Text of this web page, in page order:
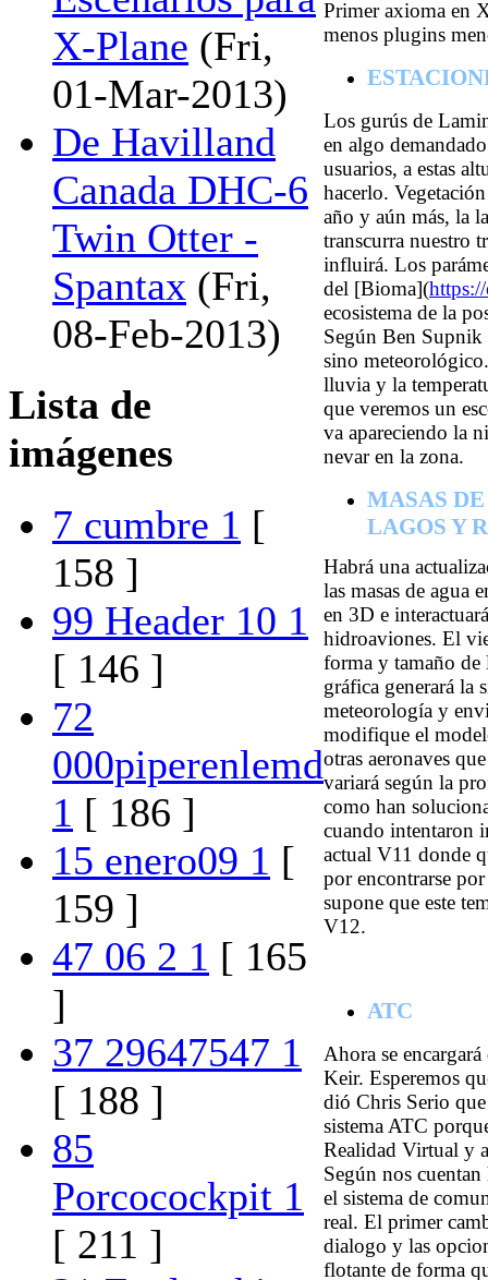
X-Plane (Fri,
01-Mar-2013)
De Havilland
Canada DHC-6
Twin Otter -
Spantax (Fri,
08-Feb-2013)
Lista de
imágenes
7 cumbre 1 [
158 ]
99 Header 10 1
[ 146 ]
72
000piperenlemd
1 [ 186 ]
15 enero09 1 [
159 ]
47 06 2 1 [ 165
]
37 29647547 1
[ 188 ]
85
Porcocockpit 1
[ 211 ]
Primer axioma en
menos plugins
Los gurús de
en algo
usuarios, a estas
hacerlo.
año y aún más, la
transcurra nuestro
influirá. Los
del [Bioma](
ecosistema de la
Según Ben Supnik
sino
lluvia y la
que veremos un
va apareciendo la
nevar en la zona.
MASAS
LAGOS Y
Habrá una
las masas de agua
en 3D e
hidroaviones. El
forma y tamaño de
gráfica generará la
meteorología y
modifique el
otras aeronaves
variará según la
como han
cuando intentaron
actual V11 donde
por encontrarse
supone que este
V12.
ATC
Ahora se
Keir. Esperemos
dió Chris Serio
sistema ATC
Realidad Virtual y
Según nos
el sistema de
real. El primer
dialogo y las
flotante de forma